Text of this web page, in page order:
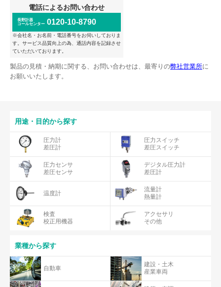
電話によるお問い合わせ
長野計器
コールセンター 0120-10-8790
※会社名・お名前・電話番号をお伺いしておりま
す。サービス品質向上の為、通話内容を記録させ
ていただいております。
製品の見積・納期に関する、お問い合わせは、最寄りの弊社営業所に
お願いいたします。
用途・目的から探す
圧力計
差圧計
圧力スイッチ
差圧スイッチ
圧力センサ
差圧センサ
デジタル圧力計
差圧計
温度計
流量計
熱量計
検査
校正用機器
アクセサリ
その他
業種から探す
自動車
建設・土木
産業車両